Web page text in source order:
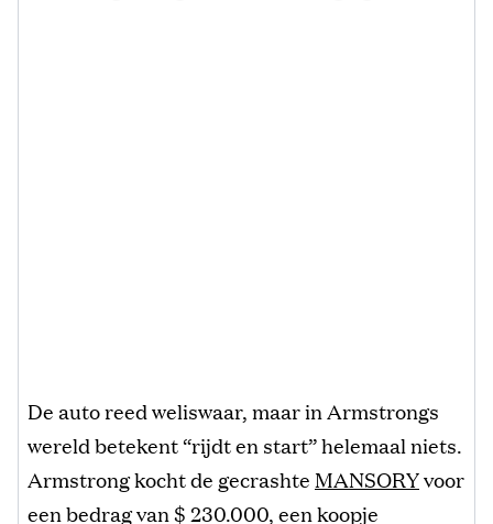
De auto reed weliswaar, maar in Armstrongs
wereld betekent “rijdt en start” helemaal niets.
Armstrong kocht de gecrashte MANSORYvoor
een bedrag van $ 230.000, een koopje